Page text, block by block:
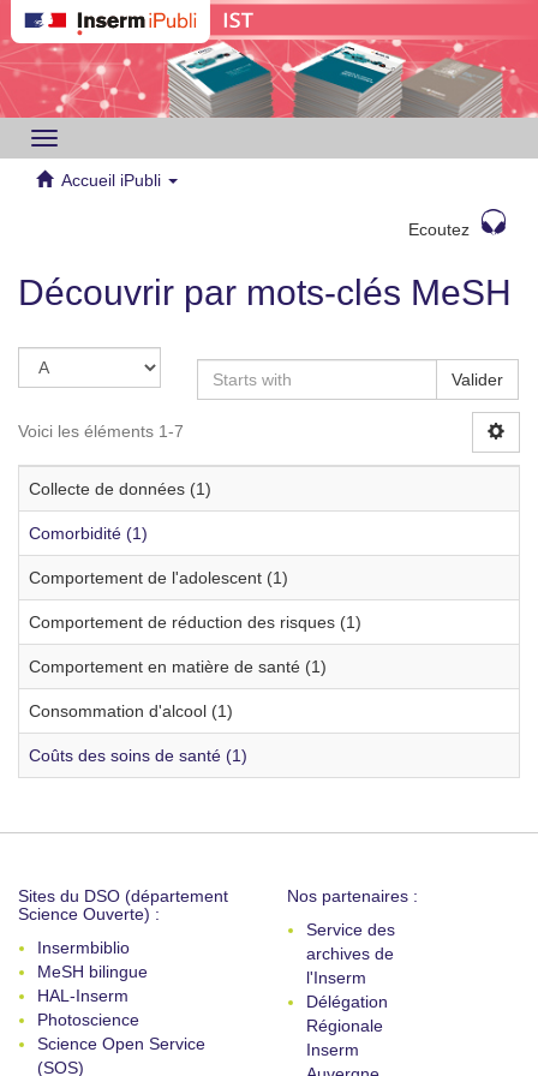
Toggle
navigation
Accueil iPubli
Ecoutez
Découvrir par mots-clés MeSH
Valider
Voici les éléments 1-7
Collecte de données (1)
Comorbidité (1)
Comportement de l'adolescent (1)
Comportement de réduction des risques (1)
Comportement en matière de santé (1)
Consommation d'alcool (1)
Coûts des soins de santé (1)
Sites du DSO (département
Science Ouverte) :
Insermbiblio
MeSH bilingue
HAL-Inserm
Photoscience
Science Open Service
(SOS)
Nos partenaires :
Service des
archives de
l'Inserm
Délégation
Régionale
Inserm